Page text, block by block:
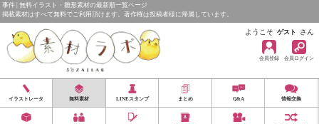
事件 | 無料イラスト・雛形素材の最新順一覧ページ
掲載素材はすべて無料でご利用頂けます。著作権は投稿者様に帰属しています。
ようこそ ゲスト さん
会員登録 会員ログイン
イラストレータ 無料素材 LINEスタンプ まとめ Q&A 情報交換